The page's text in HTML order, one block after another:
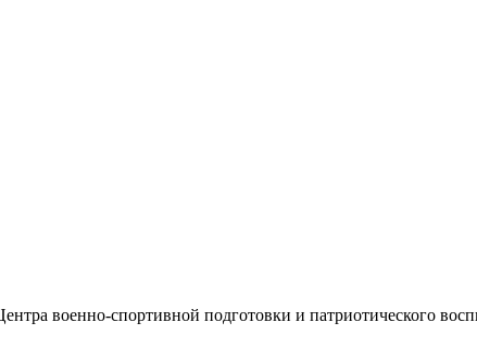
военно-спортивной подготовки и патриотического